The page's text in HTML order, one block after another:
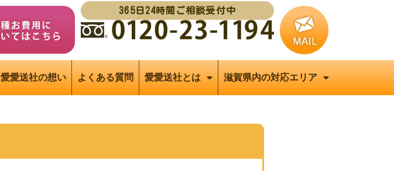
365日24時間ご相談受付中
愛愛送社の想い よくある質問 愛愛送社とは 滋賀県内の対応エリア